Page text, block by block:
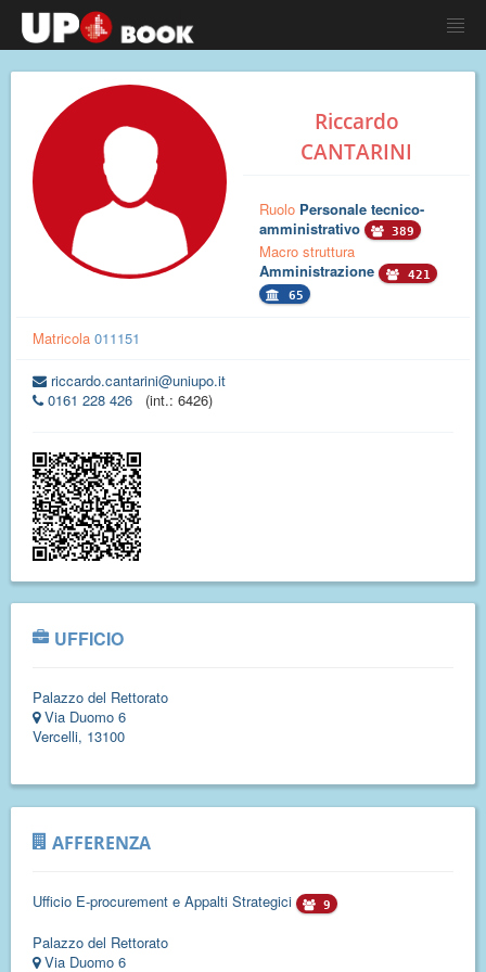
Riccardo
CANTARINI
Ruolo Personale tecnico-
amministrativo
389
Macro struttura
Amministrazione
421
65
Matricola 011151
riccardo.cantarini@uniupo.it
0161 228 426
(int.: 6426)
UFFICIO
Palazzo del Rettorato
Via Duomo 6
Vercelli, 13100
AFFERENZA
Ufficio E-procurement e Appalti Strategici 9
Palazzo del Rettorato
Via Duomo 6